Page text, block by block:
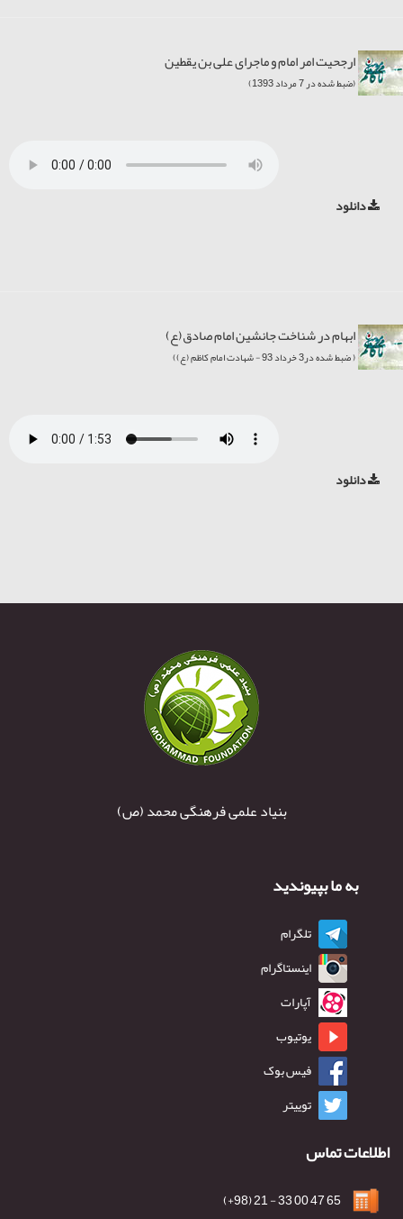
ارجحیت امر امام و ماجرای علی بن یقطین
(ضبط شده در 7 مرداد 1393)
دانلود
ابهام در شناخت جانشین امام صادق(ع)
( ضبط شده در3 خرداد 93 - شهادت امام کاظم (ع))
دانلود
بنیاد علمی فرهنگی محمد (ص)
به ما بپیوندید
تلگرام
اینستاگرام
آپارات
یوتیوب
فیس بوک
توییتر
اطلاعات تماس